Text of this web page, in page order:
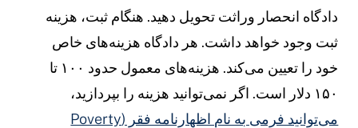
دادگاه انحصار وراثت تحویل دهید. هنگام ثبت، هزینه
ثبت وجود خواهد داشت. هر دادگاه هزینه‌های خاص
خود را تعیین می‌کند. هزینه‌های معمول حدود ۱۰۰ تا
۱۵۰ دلار است. اگر نمی‌توانید هزینه را بپردازید،
می‌توانید فرمی به نام اظهارنامه فقر (Poverty